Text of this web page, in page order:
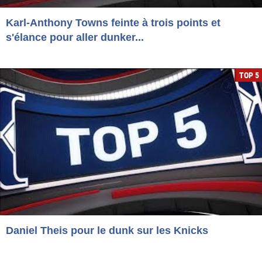
Karl-Anthony Towns feinte à trois points et
s'élance pour aller dunker...
TOP 5
Daniel Theis pour le dunk sur les Knicks